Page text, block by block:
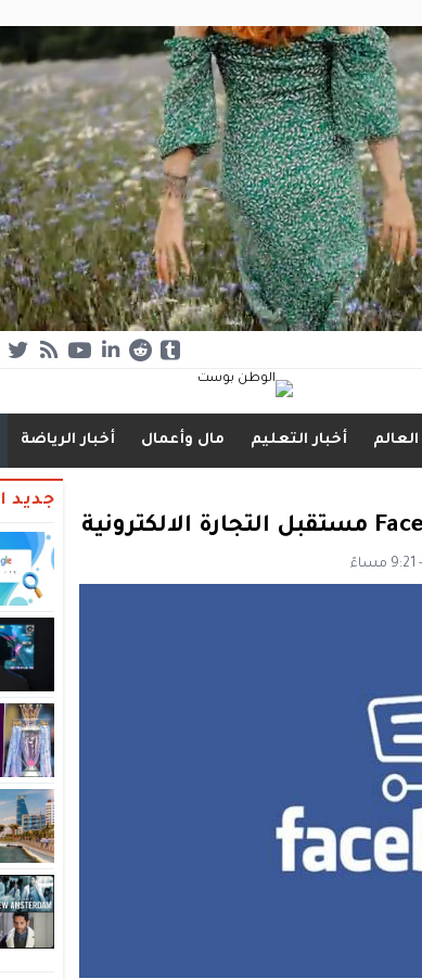
العالم أخبار التعليم مال وأعمال أخبار الرياضة
جديد